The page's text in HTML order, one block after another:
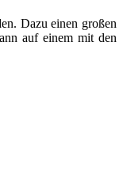
Dazu einen großen
auf einem mit den